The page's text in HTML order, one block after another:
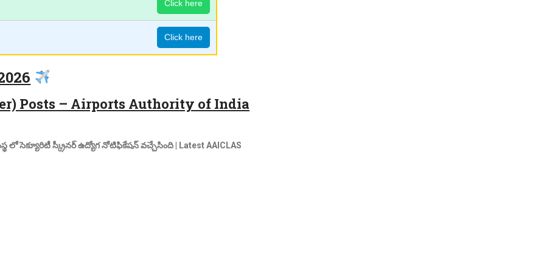
Click here
Click here
Posts – Airports Authority of India
సెక్యూరిటీ స్క్రీనర్ ఉద్యోగ నోటిఫికేషన్ వచ్చేసింది | Latest AAICLAS